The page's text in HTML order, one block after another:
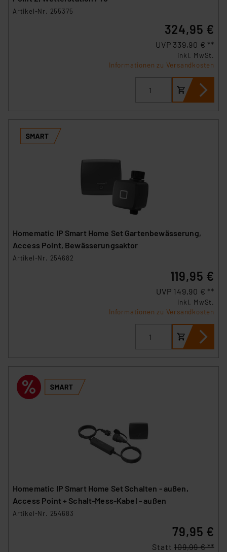
Artikel-Nr. 255375
324,95 €
UVP 339,90 € **
inkl. MwSt.
Informationen zu Versandkosten
Homematic IP Smart Home Set Gartenbewässerung,
Access Point, Bewässerungsaktor
Artikel-Nr. 254682
119,95 €
UVP 149,90 € **
inkl. MwSt.
Informationen zu Versandkosten
Homematic IP Smart Home Set Schalten - außen,
Access Point + Schalt-Mess-Kabel - außen
Artikel-Nr. 254683
79,95 €
Statt109,99 € **